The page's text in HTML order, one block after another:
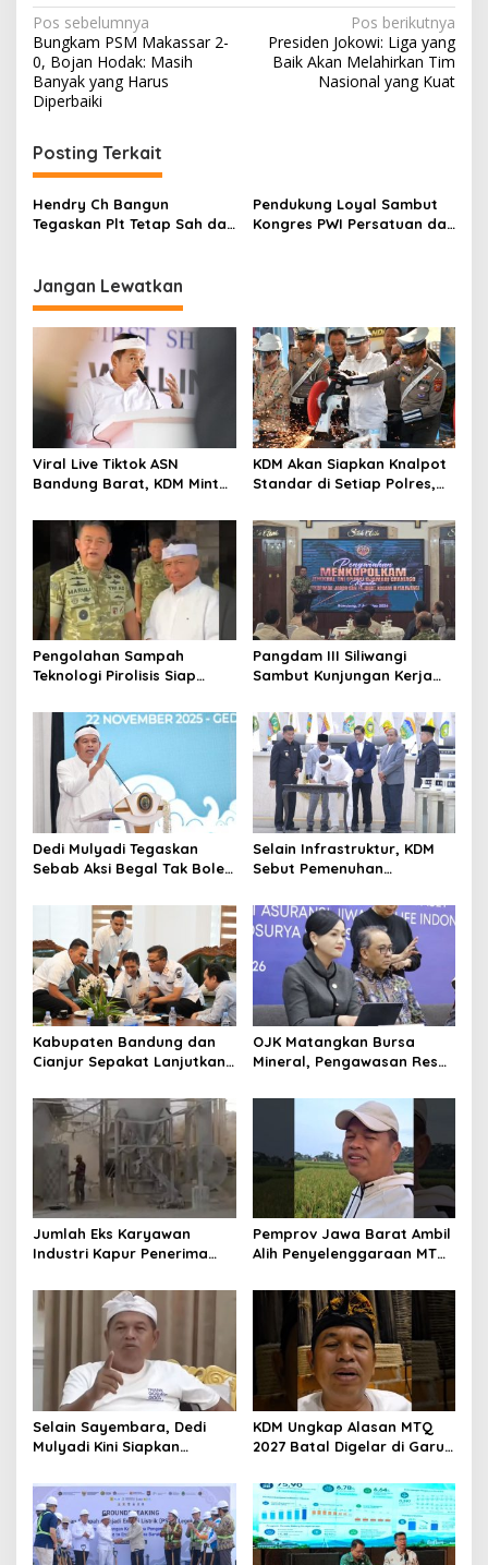
N
a
v
g
a
s
p
o
s
Pos sebelumnya
Bungkam PSM Makassar 2-
0, Bojan Hodak: Masih
Banyak yang Harus
Diperbaiki
Pos berikutnya
Presiden Jokowi: Liga yang
Baik Akan Melahirkan Tim
Nasional yang Kuat
Posting Terkait
Hendry Ch Bangun
Tegaskan Plt Tetap Sah dan
Pendukung Loyal Sambut
Kongres PWI Persatuan dan
Jangan Lewatkan
Viral Live Tiktok ASN
Bandung Barat, KDM Minta
Perlu Pemberhentian
KDM Akan Siapkan Knalpot
Standar di Setiap Polres,
Tertangkap Langsung Ganti
Pengolahan Sampah
Teknologi Pirolisis Siap
Sampah Harian Jawa
Barat
Pangdam III Siliwangi
Sambut Kunjungan Kerja
Perhatian Pemerintah
Dedi Mulyadi Tegaskan
Sebab Aksi Begal Tak Boleh
Ekonomi
Selain Infrastruktur, KDM
Sebut Pemenuhan
Masyarakat Jadi Fokus
APBD Jabar 2027
Kabupaten Bandung dan
Cianjur Sepakat Lanjutkan
Percepat Pertumbuhan
Ekonomi Daerah
OJK Matangkan Bursa
Mineral, Pengawasan Resmi
Jumlah Eks Karyawan
Industri Kapur Penerima
Bertambah, KDM: Kita
Identifikasi
Pemprov Jawa Barat Ambil
Alih Penyelenggaraan MTQ
Jadi Tuan Rumah
Selain Sayembara, Dedi
Mulyadi Kini Siapkan
Sebarkan Lokasi Penjualan
Narkotika
KDM Ungkap Alasan MTQ
2027 Batal Digelar di Garut,